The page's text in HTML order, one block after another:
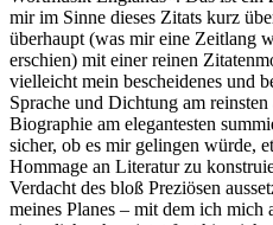
mir im Sinne dieses Zitats kurz
überhaupt (was mir eine Zeitlang
erschien) mit einer reinen
vielleicht mein bescheidenes und
Sprache und Dichtung am
Biographie am elegantesten
sicher, ob es mir gelingen würde,
Hommage an Literatur zu
Verdacht des bloß Preziösen
meines Planes – mit dem ich mich